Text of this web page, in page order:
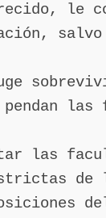
le
las
de